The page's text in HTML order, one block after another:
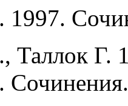
1997.
Г.